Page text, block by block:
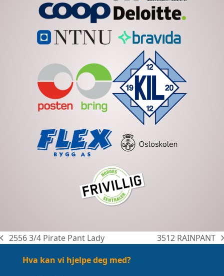
previous
2556 3/4 Pirate Pant Lady
next
3512 RAINPANT
Hva kan vi hjelpe deg med?